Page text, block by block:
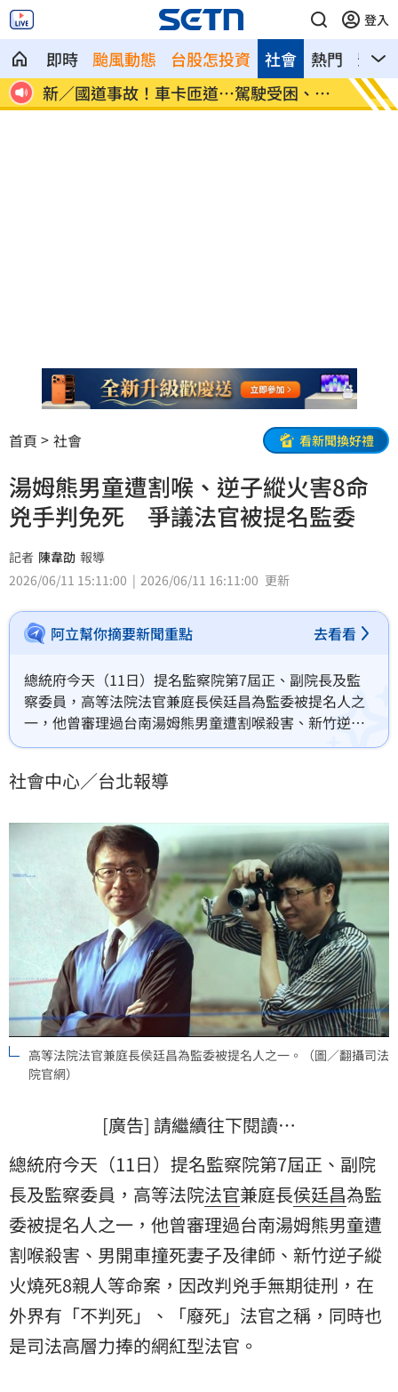
登入
即時 颱風動態 台股怎投資 熱門 影音
社會
」
新／國道事故！車卡匝道…駕駛受困、昏
迷
7縣
天
首頁 社會 看新聞換好禮
湯姆熊男童遭割喉、逆子縱火害8命
兇手判免死 爭議法官被提名監委
記者 陳韋劭 報導
2026/06/11 15:11:00
2026/06/11 16:11:00 更新
阿立幫你摘要新聞重點 去看看
總統府今天（11日）提名監察院第7屆正、副院長及監
察委員，高等法院法官兼庭長侯廷昌為監委被提名人之
一，他曾審理過台南湯姆熊男童遭割喉殺害、新竹逆子
縱火燒死8親人等命案，因僅  判兇手無期徒刑，在外界
力捧的網紅型法官。
社會中心／台北報導
高等法院法官兼庭長侯廷昌為監委被提名人之一。（圖／翻攝司法
院官網）
[廣告] 請繼續往下閱讀…
總統府今天（11日）提名監察院第7屆正、副院
長及監察委員，高等法院法官兼庭長侯廷昌為監
委被提名人之一，他曾審理過台南湯姆熊男童遭
割喉殺害、男開車撞死妻子及律師、新竹逆子縱
火燒死8親人等命案，因改判兇手無期徒刑，在
外界有「不判死」、「廢死」法官之稱，同時也
是司法高層力捧的網紅型法官。